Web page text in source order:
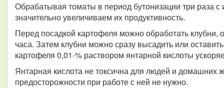
Обрабатывая томаты в период бутонизации три раза
значительно увеличиваем их продуктивность.
Перед посадкой картофеля можно обработать клубни,
часа. Затем клубни можно сразу высадить или
картофеля 0,01-% раствором янтарной кислоты
Янтарная кислота не токсична для людей и домашних
предосторожности при работе с ней не нужно.